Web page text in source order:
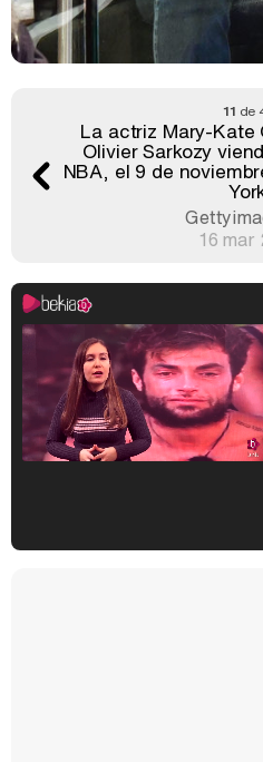
11 de
La actriz Mary-Kate
Olivier Sarkozy
NBA, el 9 de
16 mar